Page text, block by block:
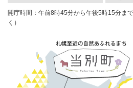
開庁時間：午前8時45分から午後5時15分ま
く）